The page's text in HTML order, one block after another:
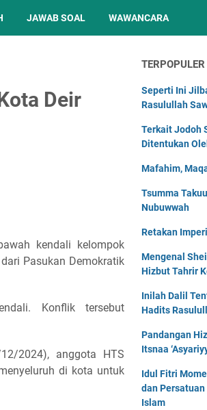
JAWAB SOAL WAWANCARA
Deir
kendali kelompok
Pasukan Demokratik
Konflik tersebut
2024), anggota HTS
di kota untuk
TERPOPULER
Seperti Ini
Rasulullah
Terkait Jodoh
Ditentukan
Mafahim,
Tsumma
Nubuwwah
Retakan
Mengenal
Hizbut Tahrir
Inilah Dalil
Hadits
Pandangan
Itsnaa
Idul Fitri
dan
Islam